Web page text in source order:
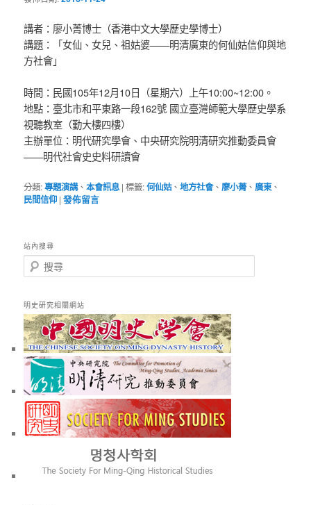
講者：廖小菁博士（香港中文大學歷史學博士）
講題：「女仙、女兒、祖姑婆——明清廣東的何仙姑信仰與地
方社會」
時間：民國105年12月10日（星期六）上午10:00~12:00。
地點：臺北市和平東路一段162號 國立臺灣師範大學歷史學系
視聽教室（勤大樓四樓）
主辦單位：明代研究學會、中央研究院明清研究推動委員會
——明代社會史史料研讀會
分類:專題演講、本會訊息 |標籤:何仙姑、地方社會、廖小菁、廣東、
民間信仰 |發佈留言
站內搜尋
搜
尋
明史研究相關網站